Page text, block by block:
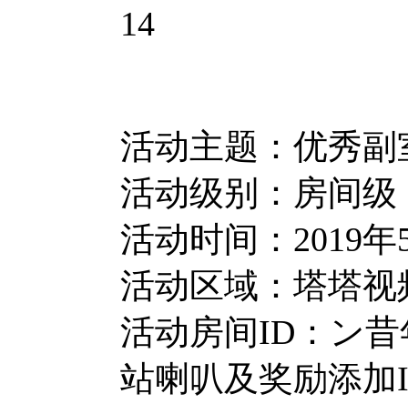
14
活动主题：优秀
活动级别：房间级
活动时间：2019
活动区域：塔塔
活动房间ID：ン
站喇叭及奖励添加